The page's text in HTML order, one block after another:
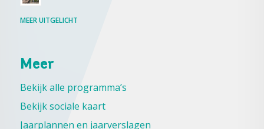
MEER UITGELICHT
Meer
Bekijk alle programma’s
Bekijk sociale kaart
Jaarplannen en jaarverslagen